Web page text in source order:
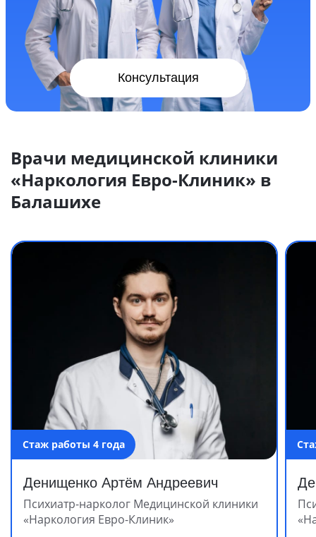
Консультация
Врачи медицинской клиники
«Наркология Евро-Клиник» в
Балашихе
Стаж работы 4 года
Денищенко Артём Андреевич
Психиатр-нарколог Медицинской клиники
«Наркология Евро-Клиник»